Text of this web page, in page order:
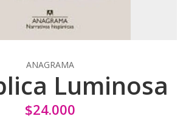
ANAGRAMA
Luminosa
$24.000